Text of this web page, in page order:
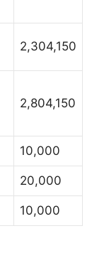
2,304,150
2,804,150
10,000
20,000
10,000